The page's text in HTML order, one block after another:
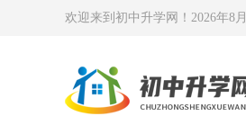
欢迎来到初中升学网！ 2026年8